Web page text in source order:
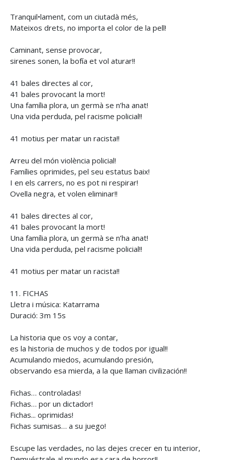
Tranquil•lament, com un ciutadà més,
Mateixos drets, no importa el color de la pell!
Caminant, sense provocar,
sirenes sonen, la bofía et vol aturar!!
41 bales directes al cor,
41 bales provocant la mort!
Una família plora, un germà se n’ha anat!
Una vida perduda, pel racisme policial!!
41 motius per matar un racista!!
Arreu del món violència policial!
Famílies oprimides, pel seu estatus baix!
I en els carrers, no es pot ni respirar!
Ovella negra, et volen eliminar!!
41 bales directes al cor,
41 bales provocant la mort!
Una família plora, un germà se n’ha anat!
Una vida perduda, pel racisme policial!!
41 motius per matar un racista!!
11. FICHAS
Lletra i música: Katarrama
Duració: 3m 15s
La historia que os voy a contar,
es la historia de muchos y de todos por igual!!
Acumulando miedos, acumulando presión,
observando esa mierda, a la que llaman civilización!!
Fichas… controladas!
Fichas… por un dictador!
Fichas... oprimidas!
Fichas sumisas… a su juego!
Escupe las verdades, no las dejes crecer en tu interior,